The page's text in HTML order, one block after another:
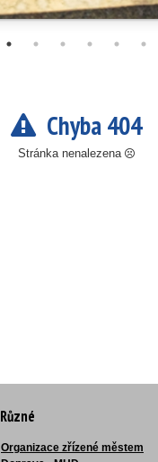
Chyba 404
Stránka nenalezena
Různé
Organizace zřízené městem